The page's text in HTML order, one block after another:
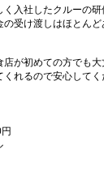
入社したクルーの研
受け渡しはほとん
が初めての方でも大
れるので安心してく